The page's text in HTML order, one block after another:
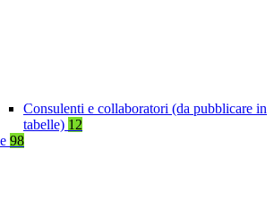
Consulenti e collaboratori (da pubblicare in
tabelle) 12
98